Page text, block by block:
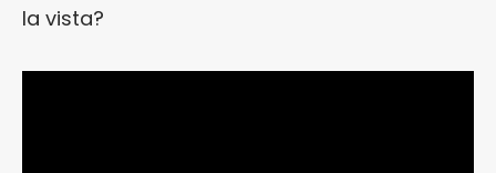
la vista?